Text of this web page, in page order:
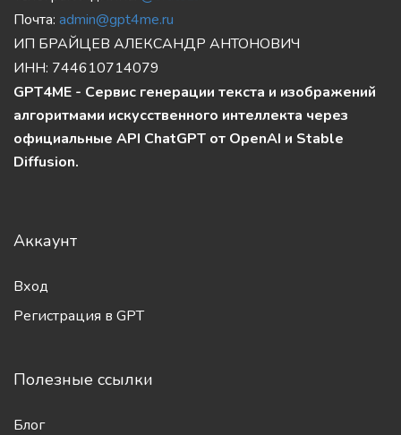
Телеграм канал:@gpt4meru
Телеграм Админа:@bratozavr
Почта:admin@gpt4me.ru
ИП БРАЙЦЕВ АЛЕКСАНДР АНТОНОВИЧ
ИНН: 744610714079
GPT4ME - Сервис генерации текста и изображений
Diffusion.
Аккаунт
Регистрация в GPT